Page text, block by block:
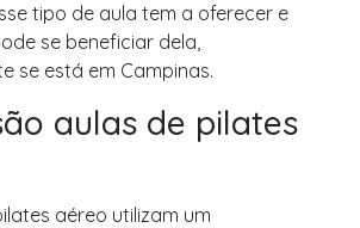
tipo de aula tem a oferecer e
se beneficiar dela,
se está em Campinas.
aulas de pilates
aéreo utilizam um